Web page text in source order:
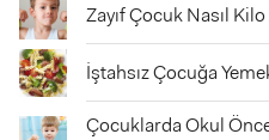
Zayıf Çocuk Nasıl Kilo
İştahsız Çocuğa
Çocuklarda Okul